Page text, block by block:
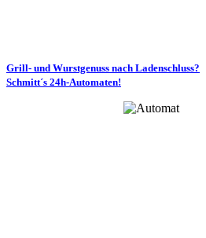
Grill- und Wurstgenuss nach Ladenschluss?
Schmitt´s 24h-Automaten!